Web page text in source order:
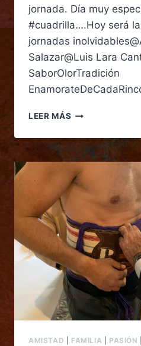
jornada. Día muy
#cuadrilla….Hoy será
jornadas
Salazar@Luis Lara
SaborOlorTradición
LEER MÁS
AMISTAD FAMILIA PASIÓN